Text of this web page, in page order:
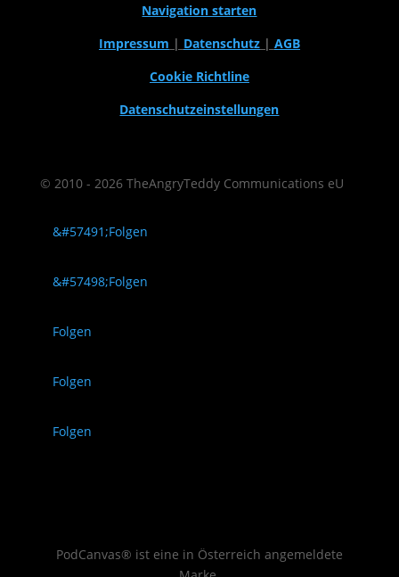
Navigation starten
Impressum | Datenschutz| AGB
Cookie Richtline
Datenschutzeinstellungen
© 2010 - 2026 TheAngryTeddy Communications eU
Folgen
Folgen
Folgen
Folgen
Folgen
PodCanvas® ist eine in Österreich angemeldete